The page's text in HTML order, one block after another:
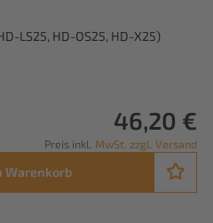
LS25, HD-OS25, HD-X25)
46,20 €
Preis inkl. MwSt. zzgl. Versand
Warenkorb